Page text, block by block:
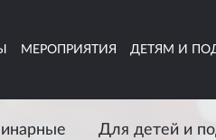
МЕРОПРИЯТИЯ ДЕТЯМ И
Для детей и